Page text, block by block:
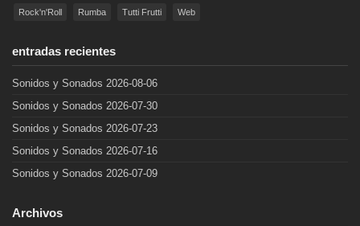
Rock'n'Roll Rumba Tutti Frutti Web
entradas recientes
Sonidos y Sonados 2026-08-06
Sonidos y Sonados 2026-07-30
Sonidos y Sonados 2026-07-23
Sonidos y Sonados 2026-07-16
Sonidos y Sonados 2026-07-09
Archivos